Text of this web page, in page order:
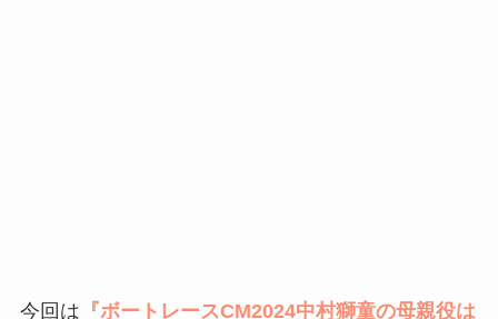
今回は 『ボートレースCM2024中村獅童の母親役は